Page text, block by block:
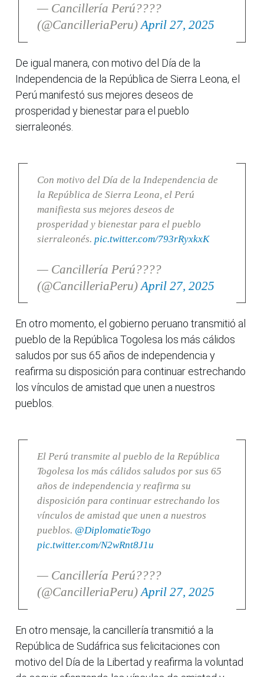
— Cancillería Perú????
(@CancilleriaPeru)April 27, 2025
De igual manera, con motivo del Día de la
Independencia de la República de Sierra Leona, el
Perú manifestó sus mejores deseos de
prosperidad y bienestar para el pueblo
sierraleonés.
Con motivo del Día de la Independencia de
la República de Sierra Leona, el Perú
manifiesta sus mejores deseos de
prosperidad y bienestar para el pueblo
sierraleonés. pic.twitter.com/793rRyxkxK
— Cancillería Perú????
(@CancilleriaPeru) April 27, 2025
En otro momento, el gobierno peruano transmitió al
pueblo de la República Togolesa los más cálidos
saludos por sus 65 años de independencia y
reafirma su disposición para continuar estrechando
los vínculos de amistad que unen a nuestros
pueblos.
El Perú transmite al pueblo de la República
Togolesa los más cálidos saludos por sus 65
años de independencia y reafirma su
disposición para continuar estrechando los
vínculos de amistad que unen a nuestros
pueblos. @DiplomatieTogo
pic.twitter.com/N2wRnt8J1u
— Cancillería Perú????
(@CancilleriaPeru)April 27, 2025
En otro mensaje, la cancillería transmitió a la
República de Sudáfrica sus felicitaciones con
motivo del Día de la Libertad y reafirma la voluntad